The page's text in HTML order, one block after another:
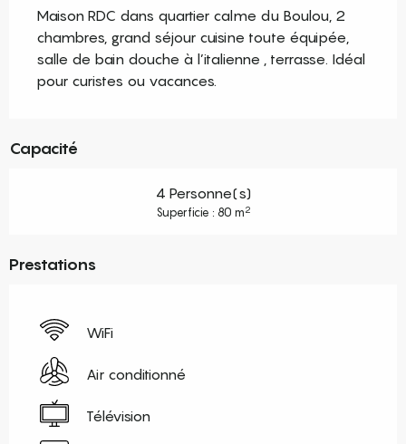
Maison RDC dans quartier calme du Boulou, 2
chambres, grand séjour cuisine toute équipée,
salle de bain douche à l’italienne , terrasse. Idéal
pour curistes ou vacances.
Capacité
4 Personne(s)
Superficie : 80 m2
Prestations
WiFi
Air conditionné
Télévision